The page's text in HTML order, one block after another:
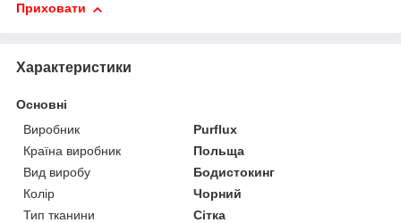
Приховати
Характеристики
Основні
Виробник
Purflux
Країна виробник
Польща
Вид виробу
Бодистокинг
Колір
Чорний
Тип тканини
Сітка